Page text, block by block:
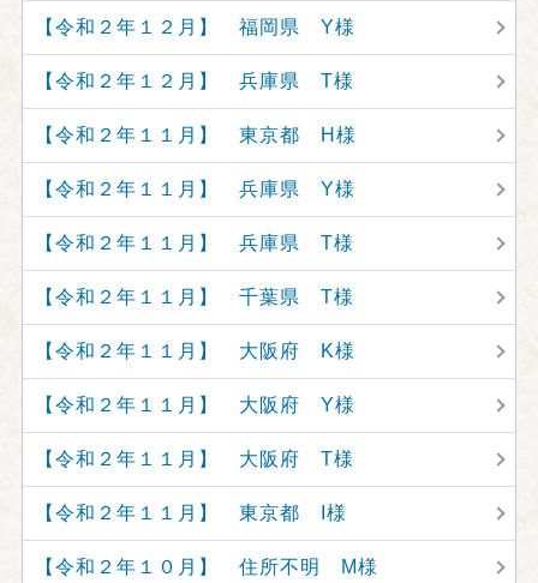
【令和２年１２月】 福岡県 Y様
【令和２年１２月】 兵庫県 T様
【令和２年１１月】 東京都 H様
【令和２年１１月】 兵庫県 Y様
【令和２年１１月】 兵庫県 T様
【令和２年１１月】 千葉県 T様
【令和２年１１月】 大阪府 K様
【令和２年１１月】 大阪府 Y様
【令和２年１１月】 大阪府 T様
【令和２年１１月】 東京都 I様
【令和２年１０月】 住所不明 M様